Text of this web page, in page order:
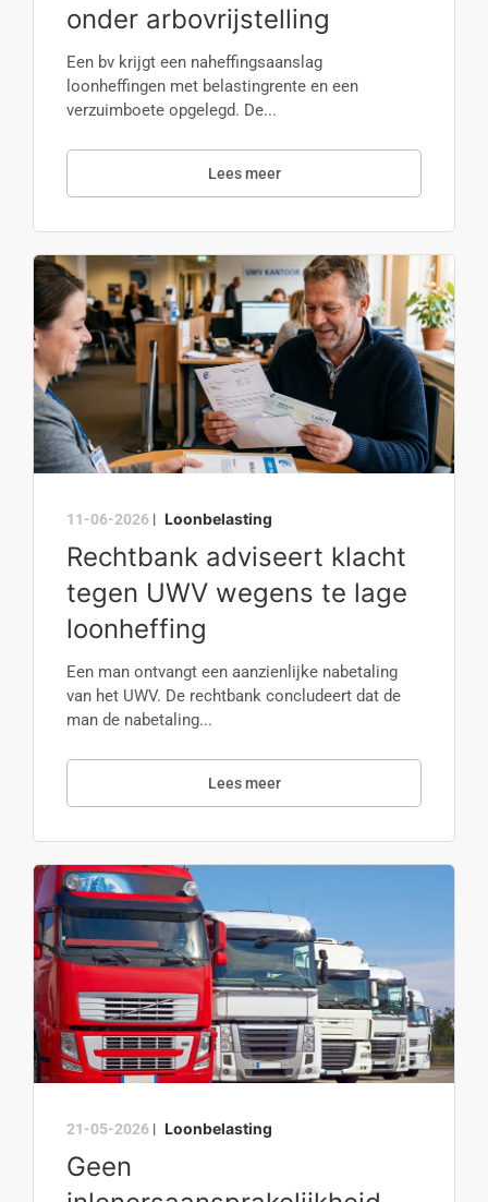
onder arbovrijstelling
Een bv krijgt een naheffingsaanslag
loonheffingen met belastingrente en een
verzuimboete opgelegd. De...
Lees meer
11-06-2026 | Loonbelasting
Rechtbank adviseert klacht
tegen UWV wegens te lage
loonheffing
Een man ontvangt een aanzienlijke nabetaling
van het UWV. De rechtbank concludeert dat de
man de nabetaling...
Lees meer
21-05-2026 | Loonbelasting
Geen